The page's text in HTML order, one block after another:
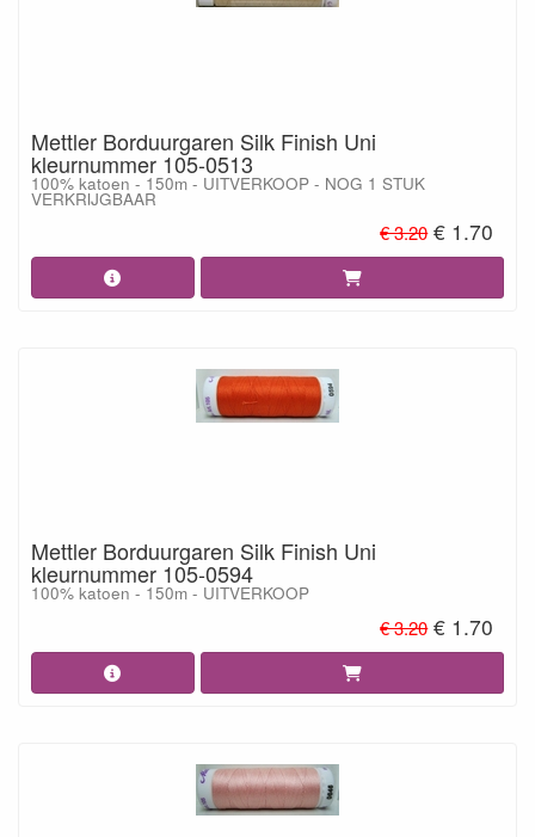
Mettler Borduurgaren Silk Finish Uni
kleurnummer 105-0513
100% katoen - 150m - UITVERKOOP - NOG 1 STUK
VERKRIJGBAAR
€ 3.20 € 1.70
Mettler Borduurgaren Silk Finish Uni
kleurnummer 105-0594
100% katoen - 150m - UITVERKOOP
€ 3.20 € 1.70